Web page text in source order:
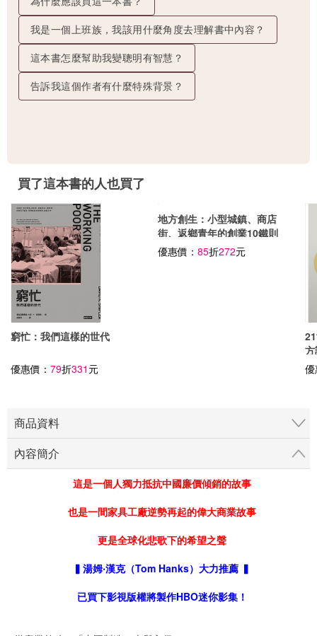
我是一個上班族，我該用什麼角度去理解書中內容？
這本書怎麼幫助我變聰明有智慧？
告訴我這個作者有什麼特殊背景？
買了這本書的人也買了
窮忙：我們這樣的世代
優惠價： 79折331 元
商品資料
內容簡介
這是一個人獨力抵抗中國廉價傾銷的故事
也是一間家具工廠逆勢再起的偉大商業故事
更是全球化悲歌下的希望之聲
▍湯姆‧漢克（Tom Hanks）大力推薦 ▍
已買下影視版權將製作HBO迷你影集！